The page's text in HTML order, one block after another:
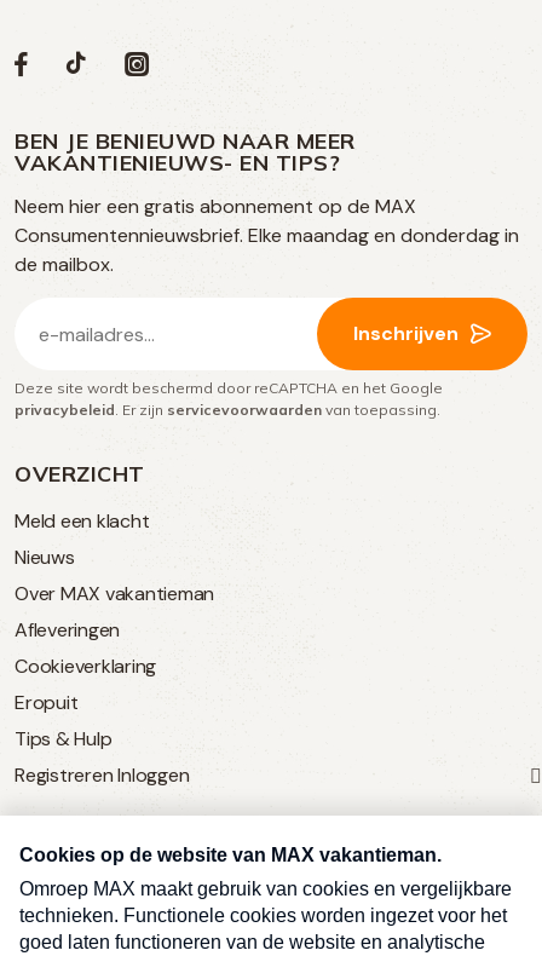
OVERZICHT
Meld een klacht
Nieuws
Over MAX vakantieman
Afleveringen
Cookieverklaring
Eropuit
Tips & Hulp
Registreren Inloggen
SERVICE
Over Omroep MAX
MAX Vandaag
Volg
op
social
media
Social
Volg
op
Facebook
Volg
op
TikTok
Volg
op
Instagram
BEN JE BENIEUWD NAAR MEER
VAKANTIENIEUWS- EN TIPS?
Neem hier een gratis abonnement op de MAX
Consumentennieuwsbrief. Elke maandag en donderdag in
de mailbox.
mailadres
(Vereist)
Inschrijven
Deze site wordt beschermd door reCAPTCHA en het Google
privacybeleid . Er zijn servicevoorwaarden van toepassing.